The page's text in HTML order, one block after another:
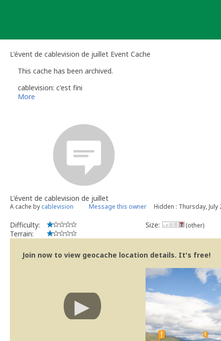
L'évent de cablevision de juillet Event Cache
This cache has been archived.
cablevision: c'est fini
More
L'évent de cablevision de juillet
A cache by cablevision Message this owner Hidden : Thursday, July
Difficulty:
Terrain:
Size: (other)
Join now to view geocache location details. It's free!